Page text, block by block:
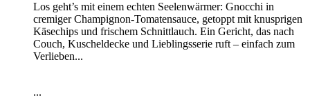
Los geht’s mit einem echten Seelenwärmer: Gnocchi in
cremiger Champignon-Tomatensauce, getoppt mit knusprigen
Käsechips und frischem Schnittlauch. Ein Gericht, das nach
Couch, Kuscheldecke und Lieblingsserie ruft – einfach zum
Verlieben...
...